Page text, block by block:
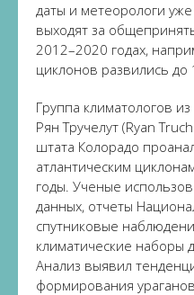
даты и метеорологи
выходят за
2012–2020 годах,
циклонов развились до
Группа климатологов
Рян Тручелут (Ryan
штата Колорадо
атлантическим
годы. Ученые
данных, отчеты
спутниковые
климатические наборы
Анализ выявил
формирования